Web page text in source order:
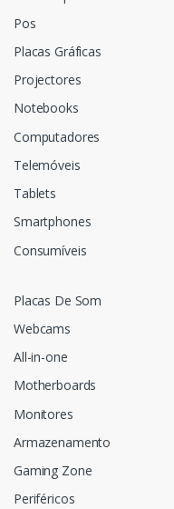
Pos
Placas Gráficas
Projectores
Notebooks
Computadores
Telemóveis
Tablets
Smartphones
Consumíveis
Placas De Som
Webcams
All-in-one
Motherboards
Monitores
Armazenamento
Gaming Zone
Periféricos